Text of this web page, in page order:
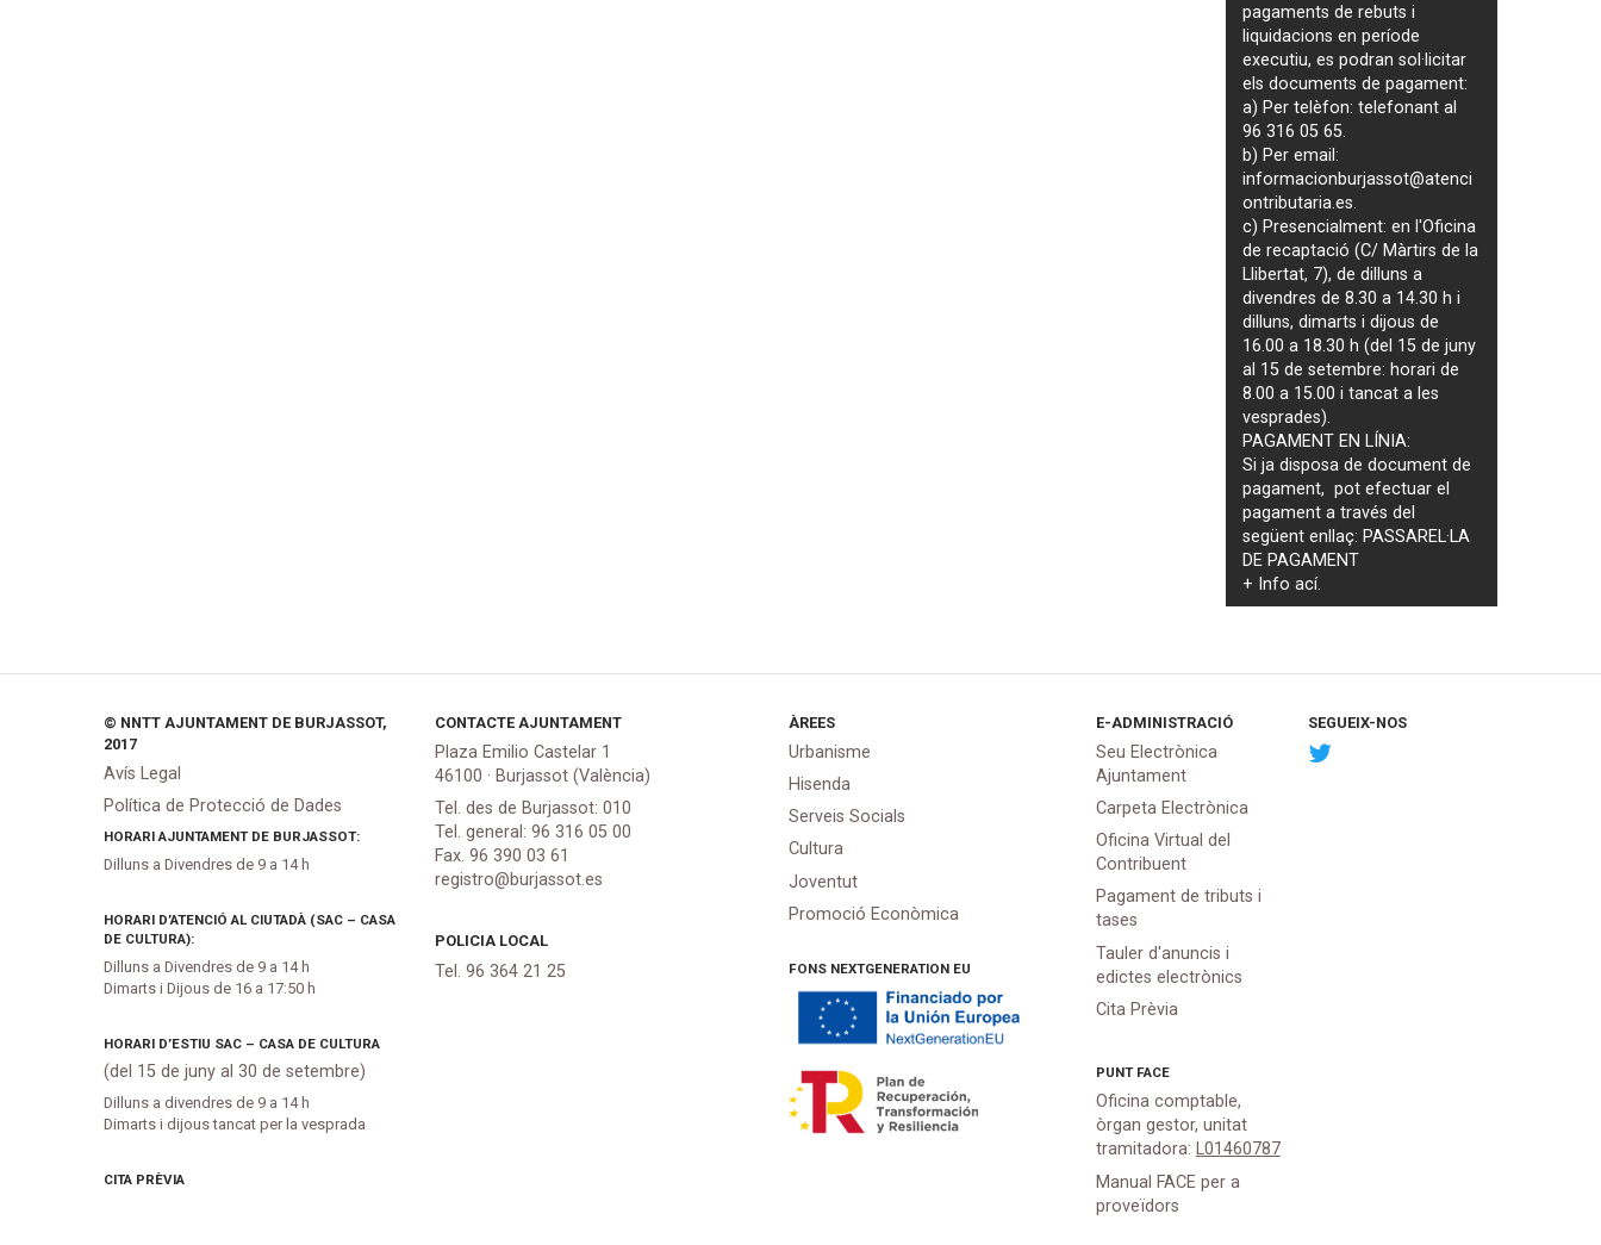
pagaments derebuts i
liquidacions en període
executiu, es podransol·licitar
els documents de pagament:
a) Per telèfon: telefonant al
96 316 05 65.
b) Per email:
informacionburjassot@atenci
ontributaria.es.
c) Presencialment: en l'Oficina
de recaptació (C/ Màrtirs de la
Llibertat, 7), de dilluns a
divendres de 8.30 a 14.30 h i
dilluns, dimarts i dijous de
16.00 a 18.30 h (del 15 de juny
al 15 de setembre: horari de
8.00 a 15.00 i tancat a les
vesprades).
PAGAMENT EN LÍNIA:
Si ja disposa de document de
pagament, pot efectuar el
pagament a través del
següent enllaç: PASSAREL·LA
DE PAGAMENT
+ Infoací.
© NNTT AJUNTAMENT DE BURJASSOT,
2017
Avís Legal
Política de Protecció de Dades
HORARI AJUNTAMENT DE BURJASSOT:
Dilluns a Divendres de 9 a 14 h
HORARI D’ATENCIÓ AL CIUTADÀ (SAC – CASA
DE CULTURA):
Dilluns a Divendres de 9 a 14 h
Dimarts i Dijous de 16 a 17:50 h
HORARI D’ESTIU SAC – CASA DE CULTURA
(del 15 de juny al 30 de setembre)
Dilluns a divendres de 9 a 14 h
Dimarts i dijous tancat per la vesprada
CITA PRÈVIA
CONTACTE AJUNTAMENT
Plaza Emilio Castelar 1
46100 · Burjassot (València)
Tel. des de Burjassot: 010
Tel. general: 96 316 05 00
Fax. 96 390 03 61
registro@burjassot.es
POLICIA LOCAL
Tel. 96 364 21 25
ÀREES
Urbanisme
Hisenda
Serveis Socials
Cultura
Joventut
Promoció Econòmica
FONS NEXTGENERATION EU
E-ADMINISTRACIÓ
Seu Electrònica
Ajuntament
Carpeta Electrònica
Oficina Virtual del
Contribuent
Pagament de tributs i
tases
Tauler d'anuncis i
edictes electrònics
Cita Prèvia
PUNT FACE
Oficina comptable,
òrgan gestor, unitat
tramitadora: L01460787
Manual FACE per a
proveïdors
SEGUEIX-NOS